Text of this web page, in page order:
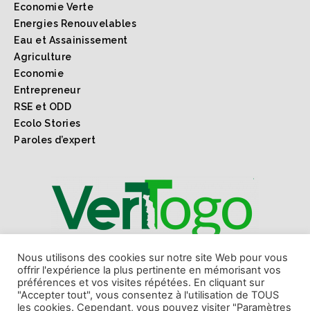
Economie Verte
Energies Renouvelables
Eau et Assainissement
Agriculture
Economie
Entrepreneur
RSE et ODD
Ecolo Stories
Paroles d’expert
1er webmagazine sur l'environnement l'économie verte
et les ODD au Togo et en Afrique.
Nous utilisons des cookies sur notre site Web pour vous
offrir l'expérience la plus pertinente en mémorisant vos
préférences et vos visites répétées. En cliquant sur
"Accepter tout", vous consentez à l'utilisation de TOUS
les cookies. Cependant, vous pouvez visiter "Paramètres